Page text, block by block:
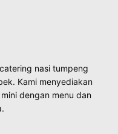
nasi tumpeng
Kami menyediakan
dengan menu dan